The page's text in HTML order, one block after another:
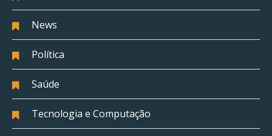
News
Política
Saúde
Tecnologia e Computação